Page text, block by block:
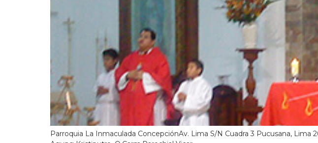
Parroquia La Inmaculada ConcepciónAv. Lima S/N Cuadra 3 Pucusana, Lima